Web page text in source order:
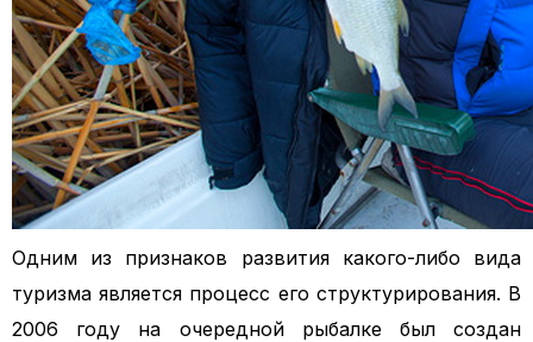
Одним из признаков развития какого-либо вида
туризма является процесс его структурирования. В
2006 году на очередной рыбалке был создан